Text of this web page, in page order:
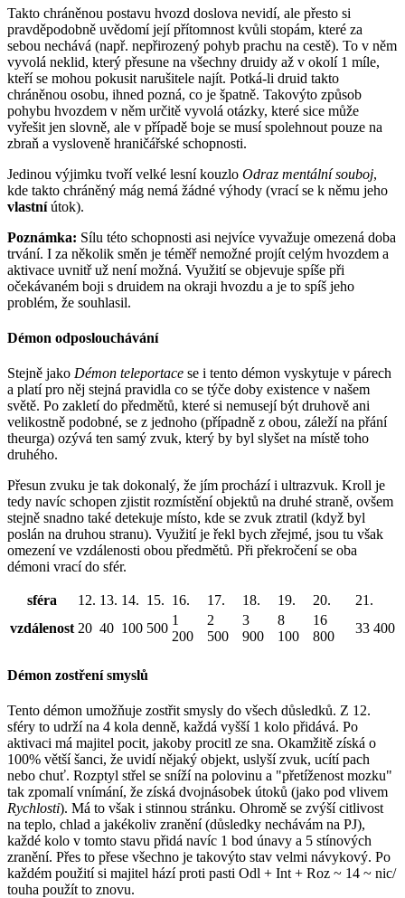
Takto chráněnou postavu hvozd doslova nevidí, ale přesto si
pravděpodobně uvědomí její přítomnost kvůli stopám, které za
sebou nechává (např. nepřirozený pohyb prachu na cestě). To v něm
vyvolá neklid, který přesune na všechny druidy až v okolí 1 míle,
kteří se mohou pokusit narušitele najít. Potká-li druid takto
chráněnou osobu, ihned pozná, co je špatně. Takovýto způsob
pohybu hvozdem v něm určitě vyvolá otázky, které sice může
vyřešit jen slovně, ale v případě boje se musí spolehnout pouze na
zbraň a vysloveně hraničářské schopnosti.
Jedinou výjimku tvoří velké lesní kouzlo Odraz mentální souboj,
kde takto chráněný mág nemá žádné výhody (vrací se k němu jeho
vlastníútok).
Poznámka: Sílu této schopnosti asi nejvíce vyvažuje omezená doba
trvání. I za několik směn je téměř nemožné projít celým hvozdem a
aktivace uvnitř už není možná. Využití se objevuje spíše při
očekávaném boji s druidem na okraji hvozdu a je to spíš jeho
problém, že souhlasil.
Démon odposlouchávání
Stejně jako Démon teleportace se i tento démon vyskytuje v párech
a platí pro něj stejná pravidla co se týče doby existence v našem
světě. Po zakletí do předmětů, které si nemusejí být druhově ani
velikostně podobné, se z jednoho (případně z obou, záleží na přání
theurga) ozývá ten samý zvuk, který by byl slyšet na místě toho
druhého.
Přesun zvuku je tak dokonalý, že jím prochází i ultrazvuk. Kroll je
tedy navíc schopen zjistit rozmístění objektů na druhé straně, ovšem
stejně snadno také detekuje místo, kde se zvuk ztratil (když byl
poslán na druhou stranu). Využití je řekl bych zřejmé, jsou tu však
omezení ve vzdálenosti obou předmětů. Při překročení se oba
démoni vrací do sfér.
sféra 12. 13. 14. 15. 16. 17. 18. 19. 20.
21.
vzdálenost 20 40 100 500
1
200
2
500
3
900
8
100
16
800
33 400
Démon zostření smyslů
Tento démon umožňuje zostřit smysly do všech důsledků. Z 12.
sféry to udrží na 4 kola denně, každá vyšší 1 kolo přidává. Po
aktivaci má majitel pocit, jakoby procitl ze sna. Okamžitě získá o
100% větší šanci, že uvidí nějaký objekt, uslyší zvuk, ucítí pach
nebo chuť. Rozptyl střel se sníží na polovinu a "přetíženost mozku"
tak zpomalí vnímání, že získá dvojnásobek útoků (jako pod vlivem
Rychlosti). Má to však i stinnou stránku. Ohromě se zvýší citlivost
na teplo, chlad a jakékoliv zranění (důsledky nechávám na PJ),
každé kolo v tomto stavu přidá navíc 1 bod únavy a 5 stínových
zranění. Přes to přese všechno je takovýto stav velmi návykový. Po
každém použití si majitel hází proti pasti Odl + Int + Roz ~ 14 ~ nic/
touha použít to znovu.